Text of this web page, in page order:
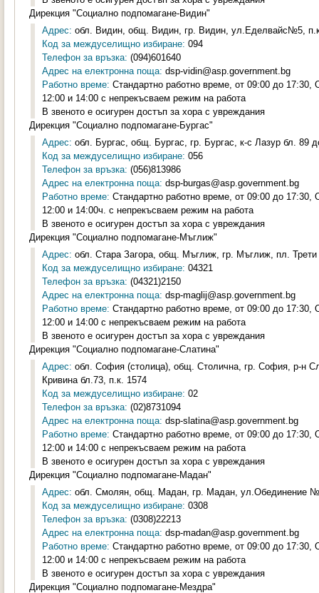
Дирекция "Социално подпомагане-Видин"
Адрес: обл. Видин, общ. Видин, гр. Видин, ул.Еделвайс№5,
Код за междуселищно избиране: 094
Телефон за връзка: (094)601640
Адрес на електронна поща: dsp-vidin@asp.government.bg
Работно време: Стандартно работно време, от 09:00 до
12:00 и 14:00 с непрекъсваем режим на работа
В звеното е осигурен достъп за хора с увреждания
Дирекция "Социално подпомагане-Бургас"
Адрес: обл. Бургас, общ. Бургас, гр. Бургас, к-с Лазур бл. 89
Код за междуселищно избиране: 056
Телефон за връзка: (056)813986
Адрес на електронна поща: dsp-burgas@asp.government.bg
Работно време: Стандартно работно време, от 09:00 до
12:00 и 14:00ч. с непрекъсваем режим на работа
В звеното е осигурен достъп за хора с увреждания
Дирекция "Социално подпомагане-Мъглиж"
Адрес: обл. Стара Загора, общ. Мъглиж, гр. Мъглиж, пл.
Код за междуселищно избиране: 04321
Телефон за връзка: (04321)2150
Адрес на електронна поща: dsp-maglij@asp.government.bg
Работно време: Стандартно работно време, от 09:00 до
12:00 и 14:00 с непрекъсваем режим на работа
В звеното е осигурен достъп за хора с увреждания
Дирекция "Социално подпомагане-Слатина"
Адрес: обл. София (столица), общ. Столична, гр. София, р-н
Кривина бл.73, п.к. 1574
Код за междуселищно избиране: 02
Телефон за връзка: (02)8731094
Адрес на електронна поща: dsp-slatina@asp.government.bg
Работно време: Стандартно работно време, от 09:00 до
12:00 и 14:00 с непрекъсваем режим на работа
В звеното е осигурен достъп за хора с увреждания
Дирекция "Социално подпомагане-Мадан"
Адрес: обл. Смолян, общ. Мадан, гр. Мадан, ул.Обединение
Код за междуселищно избиране: 0308
Телефон за връзка: (0308)22213
Адрес на електронна поща: dsp-madan@asp.government.bg
Работно време: Стандартно работно време, от 09:00 до
12:00 и 14:00 с непрекъсваем режим на работа
В звеното е осигурен достъп за хора с увреждания
Дирекция "Социално подпомагане-Мездра"